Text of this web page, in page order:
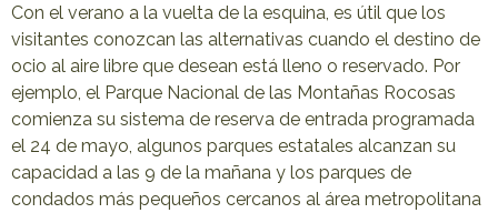
Con el verano a la vuelta de la esquina, es útil que los
visitantes conozcan las alternativas cuando el destino de
ocio al aire libre que desean está lleno o reservado. Por
ejemplo, el Parque Nacional de las Montañas Rocosas
comienza su sistema de reserva de entrada programada
el 24 de mayo, algunos parques estatales alcanzan su
capacidad a las 9 de la mañana y los parques de
condados más pequeños cercanos al área metropolitana